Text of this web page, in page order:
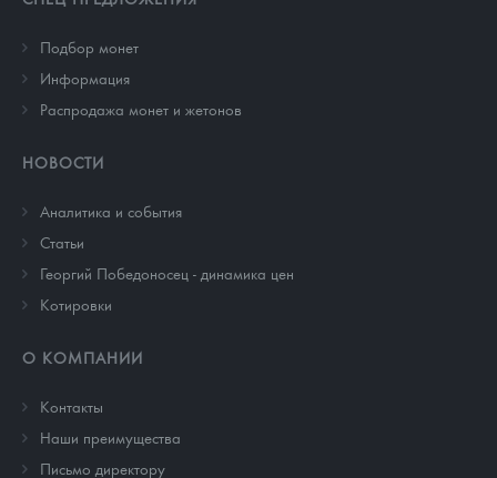
Подбор монет
Информация
Распродажа монет и жетонов
НОВОСТИ
Аналитика и события
Cтатьи
Георгий Победоносец - динамика цен
Котировки
О КОМПАНИИ
Контакты
Наши преимущества
Письмо директору